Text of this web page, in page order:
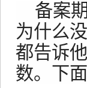
备案
为什么
都告诉
数。下